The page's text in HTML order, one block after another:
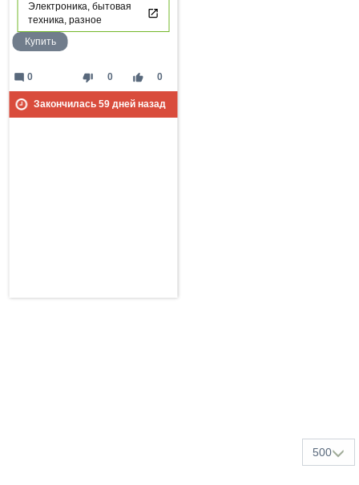
Электроника, бытовая
техника, разное
Купить
thumb_down 0 thumb_up 0
mode_comment 0
Закончилась 59дней назад
500